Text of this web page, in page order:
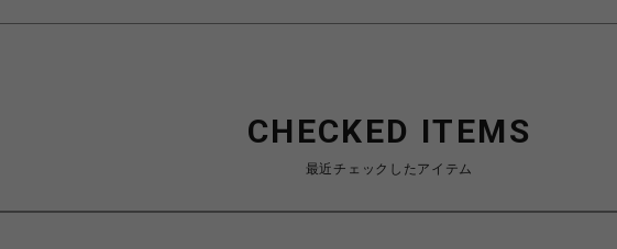
CHECKED ITEMS
最近チェックしたアイテム